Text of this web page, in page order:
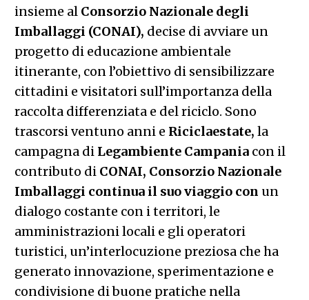
insieme al Consorzio Nazionale degli
Imballaggi (CONAI), decise di avviare un
progetto di educazione ambientale
itinerante, con l’obiettivo di sensibilizzare
cittadini e visitatori sull’importanza della
raccolta differenziata e del riciclo. Sono
trascorsi ventuno anni e Riciclaestate, la
campagna di Legambiente Campaniacon il
contributo di CONAI, Consorzio Nazionale
Imballaggi continua il suo viaggio con un
dialogo costante con i territori, le
amministrazioni locali e gli operatori
turistici, un’interlocuzione preziosa che ha
generato innovazione, sperimentazione e
condivisione di buone pratiche nella